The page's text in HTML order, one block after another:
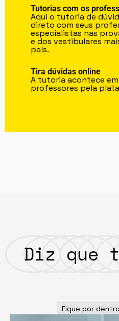
Tutorias com os
Aqui o tutoria de
direto com seus
especialistas nas
e dos vestibulares
país.
Tira dúvidas online
A tutoria acontece
professores pela
Diz que
Fique por dentro